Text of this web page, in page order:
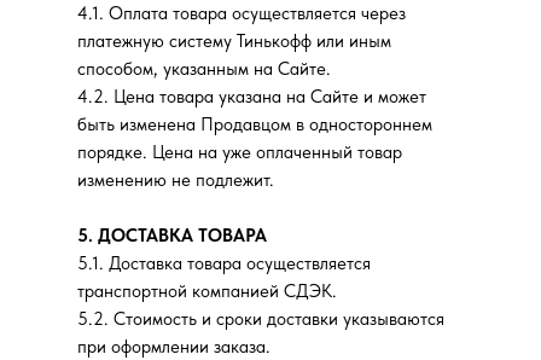
4.1. Оплата товара осуществляется через
платежную систему Тинькофф или иным
способом, указанным на Сайте.
4.2. Цена товара указана на Сайте и может
быть изменена Продавцом в одностороннем
порядке. Цена на уже оплаченный товар
изменению не подлежит.
5. ДОСТАВКА ТОВАРА
5.1. Доставка товара осуществляется
транспортной компанией СДЭК.
5.2. Стоимость и сроки доставки указываются
при оформлении заказа.